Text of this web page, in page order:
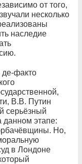
от того,
несколько
наследие
де-факто
В.В. Путин
серьёзный
данном этапе:
Но,
в Лондоне